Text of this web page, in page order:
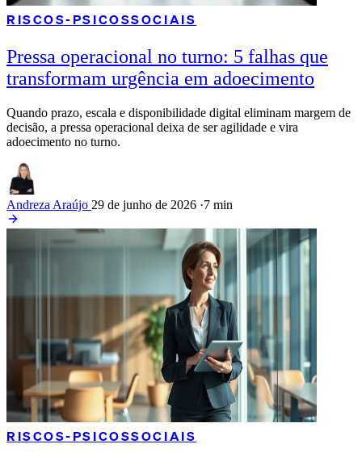
RISCOS-PSICOSSOCIAIS
Pressa operacional no turno: 5 falhas que
transformam urgência em adoecimento
Quando prazo, escala e disponibilidade digital eliminam margem de
decisão, a pressa operacional deixa de ser agilidade e vira
adoecimento no turno.
Andreza Araújo 29 de junho de 2026 ·7 min
RISCOS-PSICOSSOCIAIS